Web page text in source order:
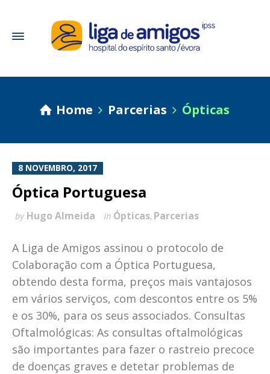
Home Parcerias Ópticas
8 NOVEMBRO, 2017
Óptica Portuguesa
by Hugo Almeida in Ópticas, Parcerias
A Liga de Amigos assinou o protocolo de
Colaboração com a Óptica Portuguesa,
obtendo desta forma, preços mais vantajosos
em vários serviços, com descontos entre os 5%
e os 30%, para os seus associados. Consultas
Oftalmológicas: As consultas oftalmológicas
são importantes para fazer o rastreio precoce
de doenças graves e detetar problemas de